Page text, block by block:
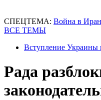
СПЕЦТЕМА: Война в
ВСЕ ТЕМЫ
Вступление Украины
Рада